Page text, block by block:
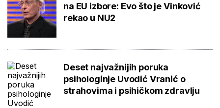
na EU izbore: Evo što je Vinković
rekao u NU2
Deset najvažnijih poruka
psihologinje Uvodić Vranić o
strahovima i psihičkom zdravlju